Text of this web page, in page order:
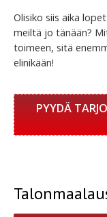
Olisiko siis aika
meiltä jo tänään?
toimeen, sitä
elinikään!
PYYDÄ